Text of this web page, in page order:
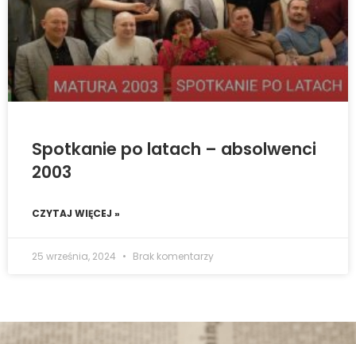
Spotkanie po latach – absolwenci
2003
CZYTAJ WIĘCEJ »
25 września, 2024 Brak komentarzy